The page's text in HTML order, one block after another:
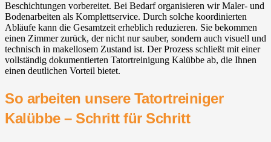
Beschichtungen vorbereitet. Bei Bedarf organisieren wir Maler- und
Bodenarbeiten als Komplettservice. Durch solche koordinierten
Abläufe kann die Gesamtzeit erheblich reduzieren. Sie bekommen
einen Zimmer zurück, der nicht nur sauber, sondern auch visuell und
technisch in makellosem Zustand ist. Der Prozess schließt mit einer
vollständig dokumentierten Tatortreinigung Kalübbe ab, die Ihnen
einen deutlichen Vorteil bietet.
So arbeiten unsere Tatortreiniger
Kalübbe – Schritt für Schritt